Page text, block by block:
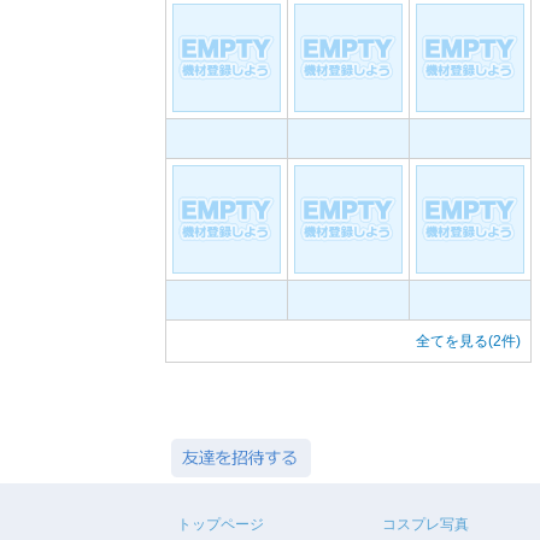
全てを見る(2件)
トップページ コスプレ写真